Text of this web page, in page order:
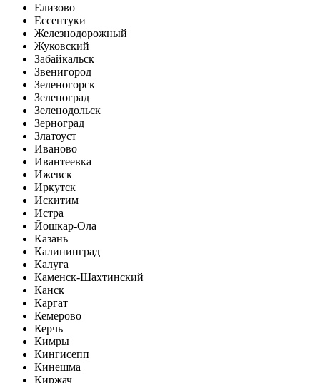
Елизово
Ессентуки
Железнодорожный
Жуковский
Забайкальск
Звенигород
Зеленогорск
Зеленоград
Зеленодольск
Зерноград
Златоуст
Иваново
Ивантеевка
Ижевск
Иркутск
Искитим
Истра
Йошкар-Ола
Казань
Калининград
Калуга
Каменск-Шахтинский
Канск
Каргат
Кемерово
Керчь
Кимры
Кингисепп
Кинешма
Киржач